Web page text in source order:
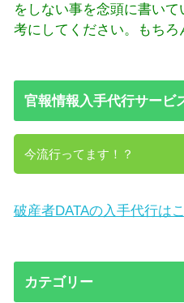
をしない事を念頭に書い
考にしてください。もちろ
官報情報入手代行サービ
今流行ってます！？
破産者DATAの入手代行は
カテゴリー